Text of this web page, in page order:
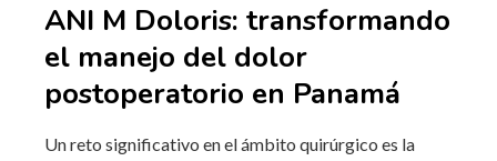
ANI M Doloris: transformando
el manejo del dolor
postoperatorio en Panamá
Un reto significativo en el ámbito quirúrgico es la